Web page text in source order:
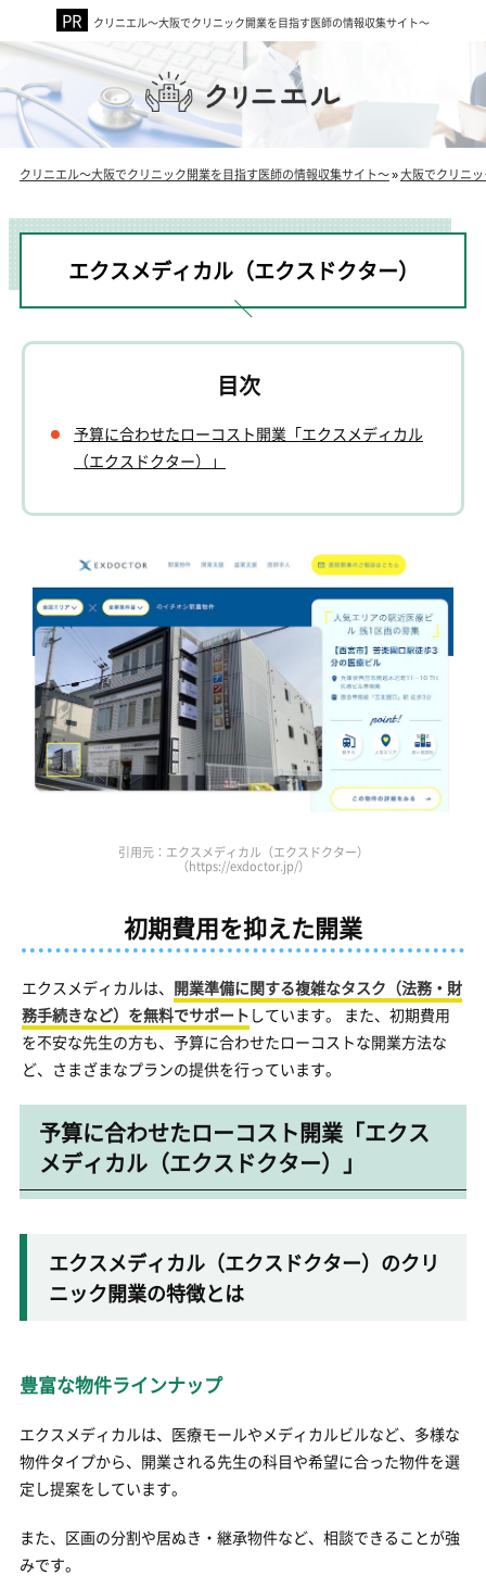
クリニエル～大阪でクリニック開業を目指す医師の情報収集サイト～
クリニエル～大阪でクリニック開業を目指す医師の情報収集サイト～»大阪でクリニ
エクスメディカル（エクスドクター）
予算に合わせたローコスト開業「エクスメディカル
（エクスドクター）」
引用元：エクスメディカル（エクスドクター）
（https://exdoctor.jp/）
初期費用を抑えた開業
エクスメディカルは、 開業準備に関する複雑なタスク（法務・財
務手続きなど）を無料でサポート しています。 また、初期費用
を不安な先生の方も、予算に合わせたローコストな開業方法な
ど、さまざまなプランの提供を行っています。
予算に合わせたローコスト開業「エクス
メディカル（エクスドクター）」
エクスメディカル（エクスドクター）のクリ
ニック開業の特徴とは
豊富な物件ラインナップ
エクスメディカルは、医療モールやメディカルビルなど、多様な
物件タイプから、開業される先生の科目や希望に合った物件を選
定し提案をしています。
また、区画の分割や居ぬき・継承物件など、相談できることが強
みです。